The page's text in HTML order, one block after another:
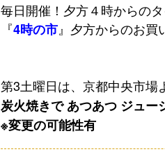
毎日開催！ 夕方４時からの
『4時の市』夕方からのお買
第3土曜日は、京都中央市場
炭火焼きで あつあつ ジュー
※変更の可能性有